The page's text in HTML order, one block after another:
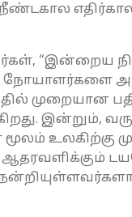
எதிர்கால
“இன்றைய
நோயாளர்களை
முறையான
இன்றும்,
உலகிற்கு
ஆதரவளிக்கும்